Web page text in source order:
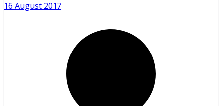
16 August 2017